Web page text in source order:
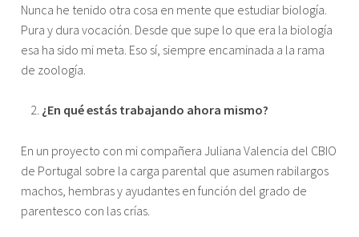
Nunca he tenido otra cosa en mente que estudiar biología.
Pura y dura vocación. Desde que supe lo que era la biología
esa ha sido mi meta. Eso sí, siempre encaminada a la rama
de zoología.
¿En qué estás trabajando ahora mismo?
En un proyecto con mi compañera Juliana Valencia del CBIO
de Portugal sobre la carga parental que asumen rabilargos
machos, hembras y ayudantes en función del grado de
parentesco con las crías.